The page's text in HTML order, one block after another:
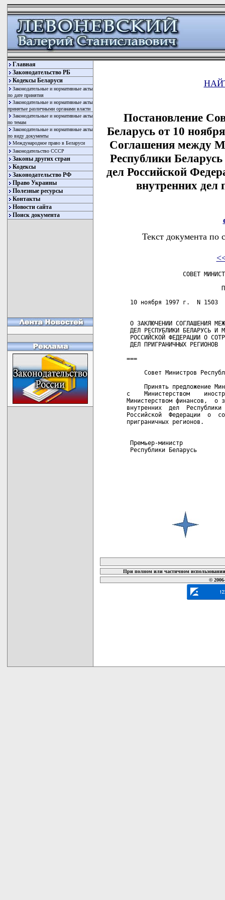
Главная
Законодательство РБ
Кодексы Беларуси
Законодательные и нормативные акты
по дате принятия
Законодательные и нормативные акты
принятые различными органами власти
Законодательные и нормативные акты
по темам
Законодательные и нормативные акты
по виду документы
Международное право в Беларуси
Законодательство СССР
Законы других стран
Кодексы
Законодательство РФ
Право Украины
Полезные ресурсы
Контакты
Новости сайта
Поиск документа
Постановление
Беларусь от 10
Соглашения между
Республики
дел Российской
внутренних дел
Текст документа по
СОВЕТ
10 ноября 1997 г.  N
О ЗАКЛЮЧЕНИИ СОГЛАШЕНИЯ
ДЕЛ РЕСПУБЛИКИ БЕЛАРУСЬ И
РОССИЙСКОЙ ФЕДЕРАЦИИ О
ДЕЛ ПРИГРАНИЧНЫХ РЕГИОНОВ
===
Совет Министров
Принять предложение
с    Министерством
Министерством финансов,  о
внутренних  дел
Российской  Федерации  о
приграничных регионов.
Премьер-министр
Республики
При полном или частичном
©